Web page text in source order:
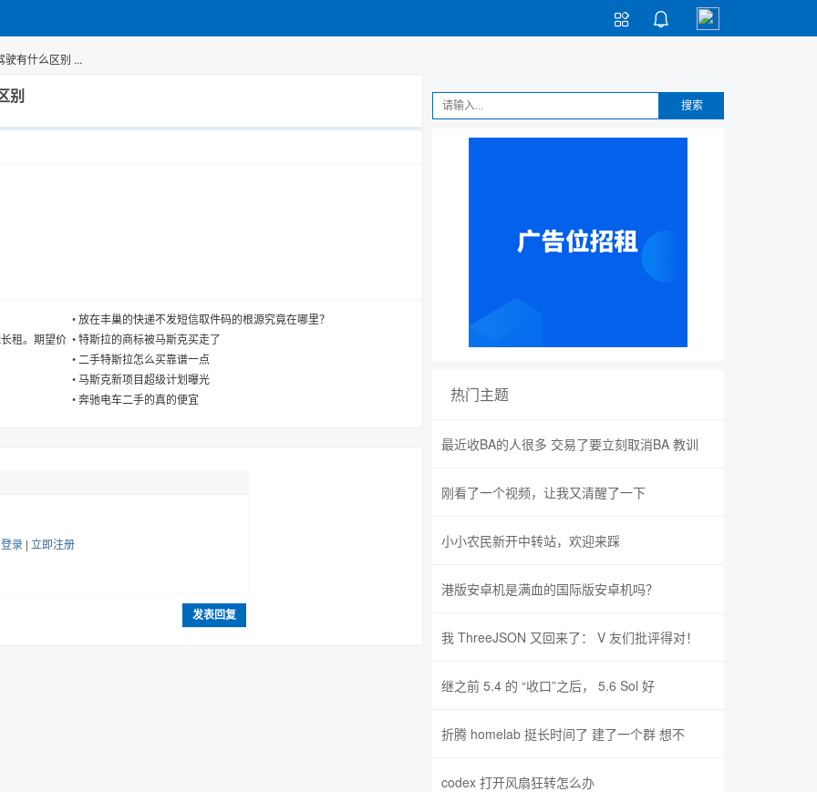


有什么区别 ...
别
•放在丰巢的快递不发短信取件码的根源究竟在哪里？
租。期望价 •特斯拉的商标被马斯克买走了
• 二手特斯拉怎么买靠谱一点
•马斯克新项目超级计划曝光
•奔驰电车二手的真的便宜
登录 | 立即注册
发表回复
搜索
热门主题
最近收BA的人很多 交易了要立刻取消BA 教训
刚看了一个视频，让我又清醒了一下
小小农民新开中转站，欢迎来踩
港版安卓机是满血的国际版安卓机吗？
我 ThreeJSON 又回来了： V 友们批评得对！
继之前 5.4 的 “收口”之后， 5.6 Sol 好
折腾 homelab 挺长时间了 建了一个群 想不
codex 打开风扇狂转怎么办